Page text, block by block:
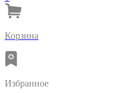
Корзина
Избранное